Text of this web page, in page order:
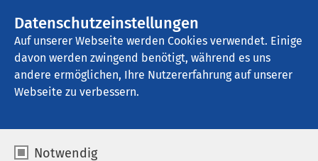
Datenschutzeinstellungen
Auf unserer Webseite werden Cookies verwendet. Einige
davon werden zwingend benötigt, während es uns
andere ermöglichen, Ihre Nutzererfahrung auf unserer
Webseite zu verbessern.
Notwendig
AMEOS Reha Klinikum Lübeck -
Abhängigkeitserkrankungen